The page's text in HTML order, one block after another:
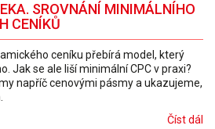
SROVNÁNÍ MINIMÁLNÍHO
CENÍKŮ
ceníku přebírá model, který
Jak se ale liší minimální CPC v praxi?
napříč cenovými pásmy a ukazujeme,
Číst dál